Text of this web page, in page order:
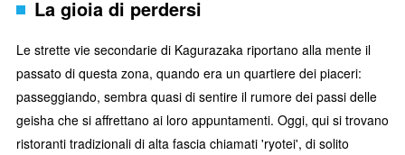
La gioia di perdersi
Le strette vie secondarie di Kagurazaka riportano alla mente il
passato di questa zona, quando era un quartiere dei piaceri:
passeggiando, sembra quasi di sentire il rumore dei passi delle
geisha che si affrettano ai loro appuntamenti. Oggi, qui si trovano
ristoranti tradizionali di alta fascia chiamati 'ryotei', di solito